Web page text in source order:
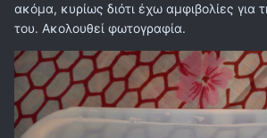
ακόμα, κυρίως διότι έχω αμφιβολίες για
του. Ακολουθεί φωτογραφία.